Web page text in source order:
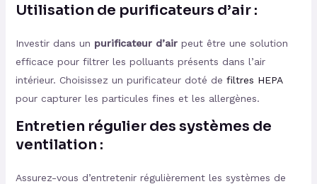
Utilisation de purificateurs d’air :
Investir dans un purificateur d’airpeut être une solution
efficace pour filtrer les polluants présents dans l’air
intérieur. Choisissez un purificateur doté de filtres HEPA
pour capturer les particules fines et les allergènes.
Entretien régulier des systèmes de
ventilation :
Assurez-vous d’entretenir régulièrement les systèmes de